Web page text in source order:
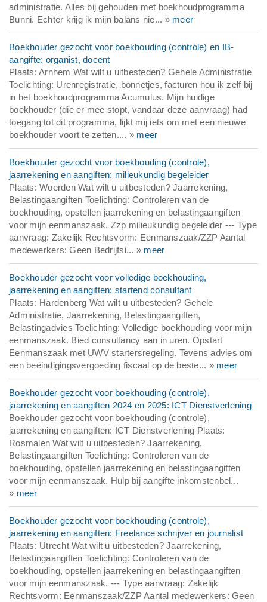
administratie. Alles bij gehouden met boekhoudprogramma
Bunni. Echter krijg ik mijn balans nie... » meer
Boekhouder gezocht voor boekhouding (controle) en IB-
aangifte: organist, docent
Plaats: Arnhem Wat wilt u uitbesteden? Gehele Administratie
Toelichting: Urenregistratie, bonnetjes, facturen hou ik zelf bij
in het boekhoudprogramma Acumulus. Mijn huidige
boekhouder (die er mee stopt, vandaar deze aanvraag) had
toegang tot dit programma, lijkt mij iets om met een nieuwe
boekhouder voort te zetten.... » meer
Boekhouder gezocht voor boekhouding (controle),
jaarrekening en aangiften: milieukundig begeleider
Plaats: Woerden Wat wilt u uitbesteden? Jaarrekening,
Belastingaangiften Toelichting: Controleren van de
boekhouding, opstellen jaarrekening en belastingaangiften
voor mijn eenmanszaak. Zzp milieukundig begeleider --- Type
aanvraag: Zakelijk Rechtsvorm: Eenmanszaak/ZZP Aantal
medewerkers: Geen Bedrijfsi... » meer
Boekhouder gezocht voor volledige boekhouding,
jaarrekening en aangiften: startend consultant
Plaats: Hardenberg Wat wilt u uitbesteden? Gehele
Administratie, Jaarrekening, Belastingaangiften,
Belastingadvies Toelichting: Volledige boekhouding voor mijn
eenmanszaak. Bied consultancy aan in uren. Opstart
Eenmanszaak met UWV startersregeling. Tevens advies om
een beëindigingsvergoeding fiscaal op de beste... » meer
Boekhouder gezocht voor boekhouding (controle),
jaarrekening en aangiften 2024 en 2025: ICT Dienstverlening
Boekhouder gezocht voor boekhouding (controle),
jaarrekening en aangiften: ICT Dienstverlening Plaats:
Rosmalen Wat wilt u uitbesteden? Jaarrekening,
Belastingaangiften Toelichting: Controleren van de
boekhouding, opstellen jaarrekening en belastingaangiften
voor mijn eenmanszaak. Hulp bij aangifte inkomstenbel...
» meer
Boekhouder gezocht voor boekhouding (controle),
jaarrekening en aangiften: Freelance schrijver en journalist
Plaats: Utrecht Wat wilt u uitbesteden? Jaarrekening,
Belastingaangiften Toelichting: Controleren van de
boekhouding, opstellen jaarrekening en belastingaangiften
voor mijn eenmanszaak. --- Type aanvraag: Zakelijk
Rechtsvorm: Eenmanszaak/ZZP Aantal medewerkers: Geen